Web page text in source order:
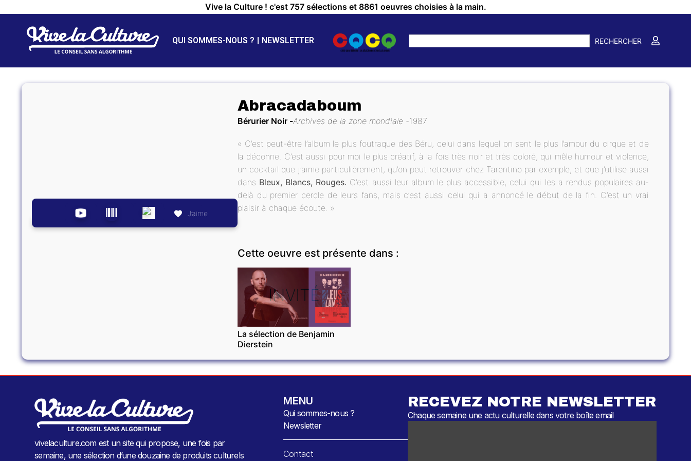
Vive la Culture ! c'est 757 sélections et 8861 oeuvres choisies à la main.
QUI SOMMES-NOUS ? NEWSLETTER RECHERCHER
J’aime
Abracadaboum
Bérurier Noir Archives de la zone mondiale 1987
« C’est peut-être l’album le plus foutraque des Béru, celui dans lequel on sent le plus l’amour du cirque et de
la déconne. C’est aussi pour moi le plus créatif, à la fois très noir et très coloré, qui mêle humour et violence,
un cocktail que j’aime particulièrement, qu’on peut retrouver chez Tarentino par exemple, et que j’utilise aussi
dans Bleux, Blancs, Rouges. C’est aussi leur album le plus accessible, celui qui les a rendus populaires au-
delà du premier cercle de leurs fans, mais c’est aussi celui qui a annoncé le début de la fin. C’est un vrai
plaisir à chaque écoute. »
Cette oeuvre est présente dans :
INVITÉ
La sélection de Benjamin
Dierstein
vivelaculture.com est un site qui propose, une fois par
semaine, une sélection d’une douzaine de produits culturels
MENU
Qui sommes-nous ?
Newsletter
Contact
RECEVEZ NOTRE NEWSLETTER
Chaque semaine une actu culturelle dans votre boîte email